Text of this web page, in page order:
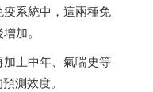
系統中，這兩種免
加。
上中年、氣喘史等
測效度。